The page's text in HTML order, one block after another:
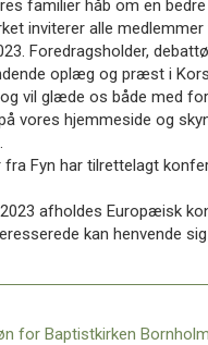
familier håb om en
inviterer alle
Foredragsholder,
oplæg og præst i
vil glæde os både med
vores hjemmeside og
fra Fyn har tilrettelagt
afholdes Europæisk
kan henvende
for Baptistkirken Bornholm